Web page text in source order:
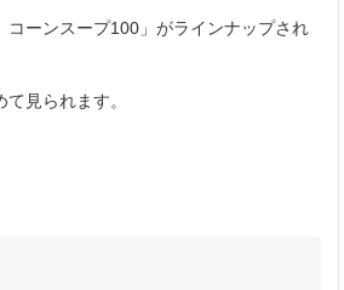
ーンスープ100」がラインナップされ
て見られます。